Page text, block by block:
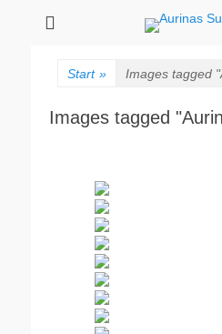
Oberflächen Manufaktur
Start » Images tagged
Images tagged